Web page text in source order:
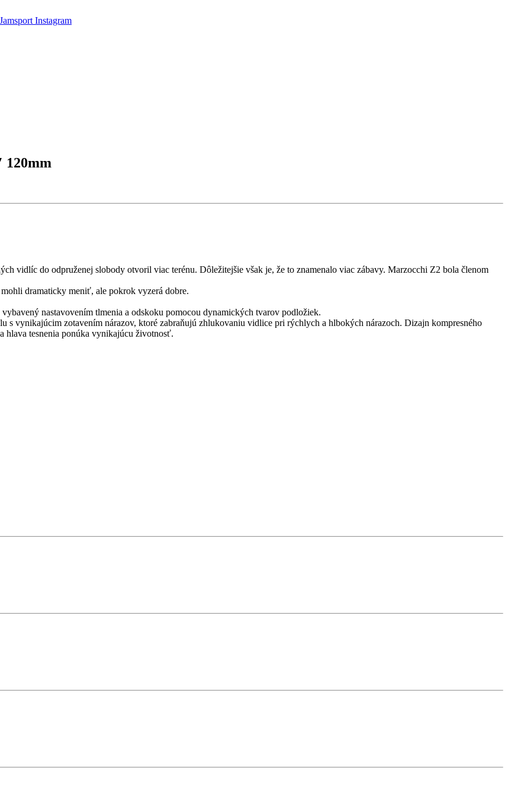
120mm
vidlíc do odpruženej slobody otvoril viac terénu. Dôležitejšie však je, že to znamenalo viac zábavy. Marzocchi Z2 bola členom
dramaticky meniť, ale pokrok vyzerá dobre.
nastavovením tlmenia a odskoku pomocou dynamických tvarov podložiek.
vynikajúcim zotavením nárazov, ktoré zabraňujú zhlukovaniu vidlice pri rýchlych a hlbokých nárazoch. Dizajn kompresného
tesnenia ponúka vynikajúcu životnosť.